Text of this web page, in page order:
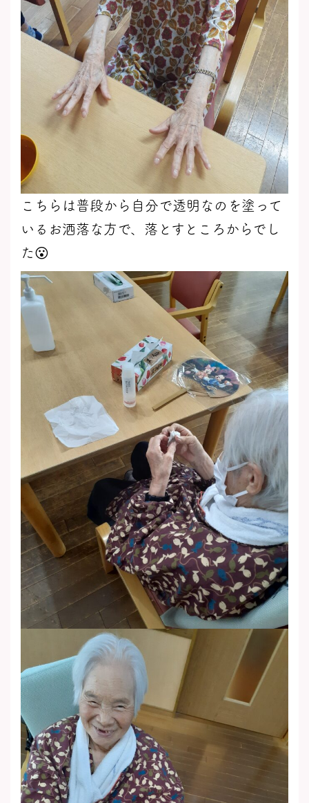
こちらは普段から自分で透明なのを塗って
いるお洒落な方で、落とすところからでし
た😮